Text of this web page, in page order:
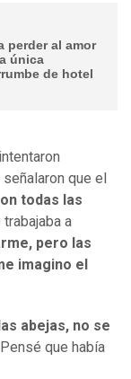
perder al amor
única
de hotel
que el
todas las
a
pero las
imagino el
abejas, no se
que había